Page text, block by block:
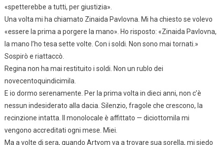
«spetterebbe a tutti, per giustizia».
Una volta mi ha chiamato Zinaida Pavlovna. Mi ha chiesto se volevo
«essere la prima a porgere la mano». Ho risposto: «Zinaida Pavlovna,
la mano l’ho tesa sette volte. Con i soldi. Non sono mai tornati.»
Sospirò e riattaccò.
Regina non ha mai restituito i soldi. Non un rublo dei
novecentoquindicimila.
E io dormo serenamente. Per la prima volta in dieci anni, non c’è
nessun indesiderato alla dacia. Silenzio, fragole che crescono, la
recinzione intatta. Il monolocale è affittato — diciottomila mi
vengono accreditati ogni mese. Miei.
Ma a volte di sera, quando Artyom va a trovare sua sorella, mi siedo